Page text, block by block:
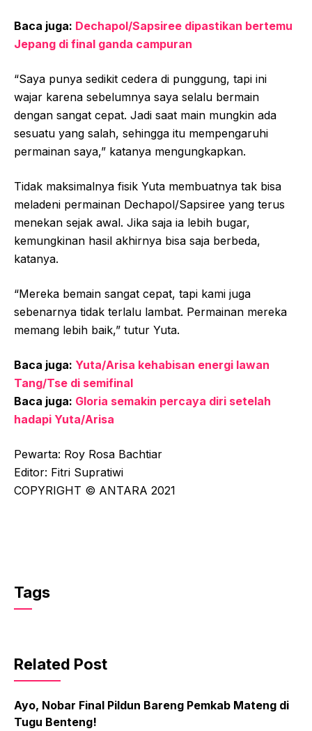
Baca juga: Dechapol/Sapsiree dipastikan bertemu
Jepang di final ganda campuran
“Saya punya sedikit cedera di punggung, tapi ini
wajar karena sebelumnya saya selalu bermain
dengan sangat cepat. Jadi saat main mungkin ada
sesuatu yang salah, sehingga itu mempengaruhi
permainan saya,” katanya mengungkapkan.
Tidak maksimalnya fisik Yuta membuatnya tak bisa
meladeni permainan Dechapol/Sapsiree yang terus
menekan sejak awal. Jika saja ia lebih bugar,
kemungkinan hasil akhirnya bisa saja berbeda,
katanya.
“Mereka bemain sangat cepat, tapi kami juga
sebenarnya tidak terlalu lambat. Permainan mereka
memang lebih baik,” tutur Yuta.
Baca juga: Yuta/Arisa kehabisan energi lawan
Tang/Tse di semifinal
Baca juga: Gloria semakin percaya diri setelah
hadapi Yuta/Arisa
Pewarta: Roy Rosa Bachtiar
Editor: Fitri Supratiwi
COPYRIGHT © ANTARA 2021
Tags
Related Post
Ayo, Nobar Final Pildun Bareng Pemkab Mateng di
Tugu Benteng!